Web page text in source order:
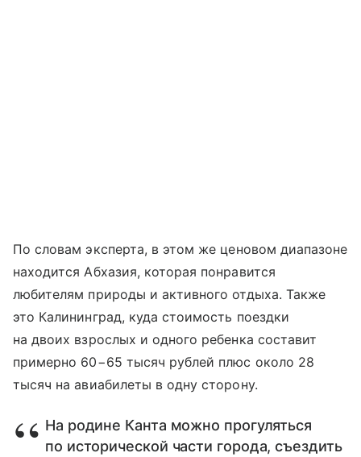
По словам эксперта, в этом же ценовом диапазоне
находится Абхазия, которая понравится
любителям природы и активного отдыха. Также
это Калининград, куда стоимость поездки
на двоих взрослых и одного ребенка составит
примерно 60−65 тысяч рублей плюс около 28
тысяч на авиабилеты в одну сторону.
На родине Канта можно прогуляться
по исторической части города, съездить